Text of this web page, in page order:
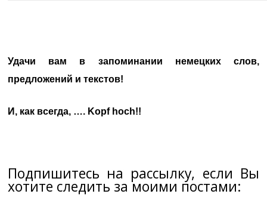
Удачи вам в запоминании немецких слов,
предложений и текстов!
И, как всегда, …. Kopf hoch!!
Подпишитесь на рассылку, если Вы
хотите следить за моими постами: